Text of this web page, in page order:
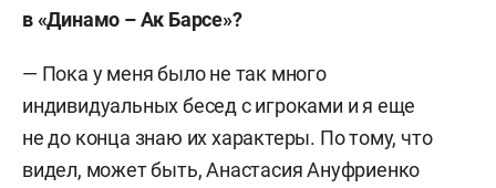
в «Динамо – Ак Барсе»?
— Пока у меня было не так много
индивидуальных бесед с игроками и я еще
не до конца знаю их характеры. По тому, что
видел, может быть, Анастасия Ануфриенко